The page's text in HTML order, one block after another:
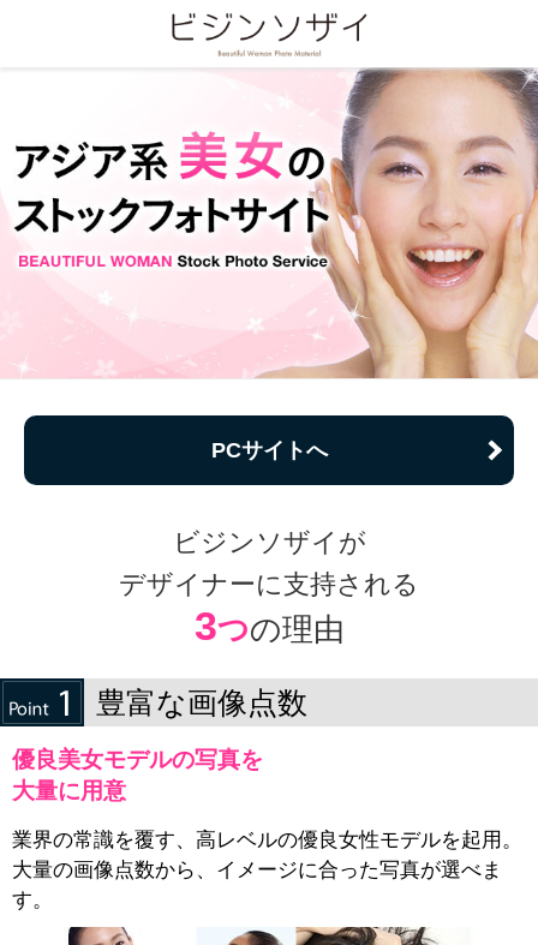
PCサイトへ
ビジンソザイが
デザイナーに支持される
3つの理由
豊富な画像点数
優良美女モデルの写真を
大量に用意
業界の常識を覆す、高レベルの優良女性モデルを起用。
大量の画像点数から、イメージに合った写真が選べま
す。